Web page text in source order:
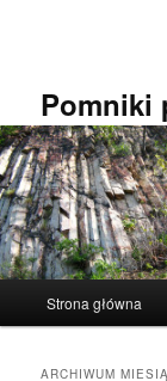
Pomniki
Strona główna
ARCHIWUM